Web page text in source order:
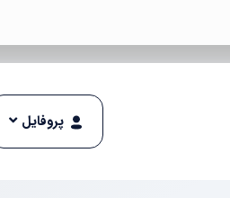
پروفایل